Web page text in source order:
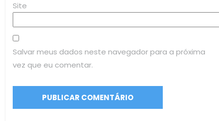
Site
Salvar meus dados neste navegador para a próxima
vez que eu comentar.